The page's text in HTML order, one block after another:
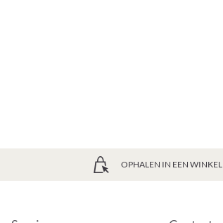
OPHALEN IN EEN WINKEL